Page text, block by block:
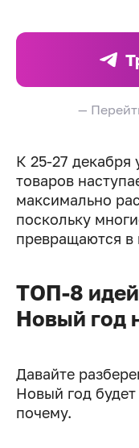
—
К 25-27 декабря
товаров
максимально
поскольку
превращаются в
ТОП-8
Новый год
Давайте
Новый год
почему.